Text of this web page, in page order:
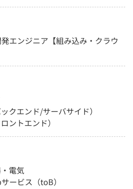
エンジニア【組み込み・クラウ
クエンド/サーバサイド）
ントエンド）
電気
ービス（toB）